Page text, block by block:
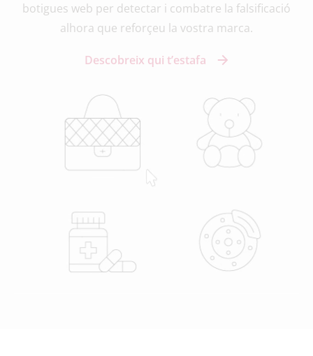
botigues web per detectar i combatre la falsificació
alhora que reforçeu la vostra marca.
Descobreix qui t’estafa